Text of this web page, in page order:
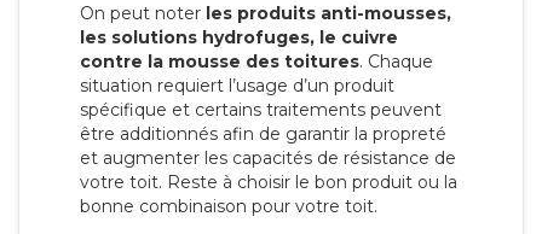
On peut noter les produits anti-mousses,
les solutions hydrofuges, le cuivre
contre la mousse des toitures. Chaque
situation requiert l’usage d’un produit
spécifique et certains traitements peuvent
être additionnés afin de garantir la propreté
et augmenter les capacités de résistance de
votre toit. Reste à choisir le bon produit ou la
bonne combinaison pour votre toit.